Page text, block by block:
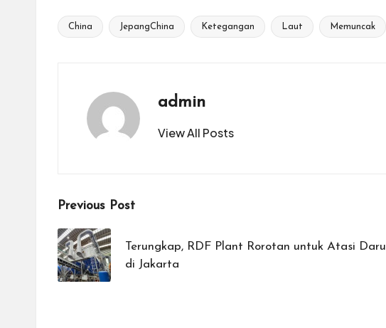
Tags:
China JepangChina Ketegangan Laut Memuncak
admin
View All Posts
Post
navigation
Previous Post
Terungkap, RDF Plant Rorotan untuk Atasi
di Jakarta